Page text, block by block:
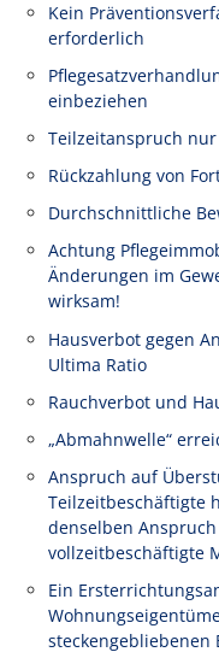
Kein
erforderlich
einbeziehen
Teilzeitanspruch
Rückzahlung von
Durchschnittliche
Achtung
Änderungen im
wirksam!
Hausverbot gegen
Ultima Ratio
Rauchverbot und
„Abmahnwelle“
Anspruch auf
Teilzeitbeschäftigte
denselben
vollzeitbeschäftigte
Ein
steckengebliebenen